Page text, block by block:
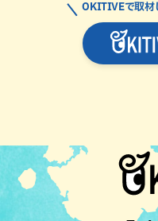
OKITIVEで取材